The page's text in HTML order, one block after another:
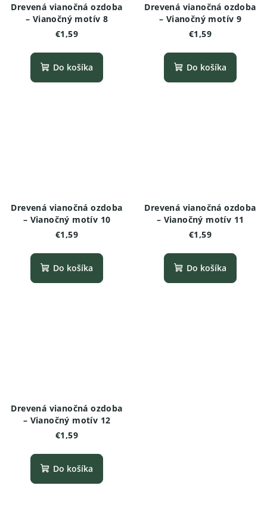
Drevená vianočná ozdoba
– Vianočný motív 8
€1,59
Do košíka
Drevená vianočná ozdoba
– Vianočný motív 9
€1,59
Do košíka
Drevená vianočná ozdoba
– Vianočný motív 10
€1,59
Do košíka
Drevená vianočná ozdoba
– Vianočný motív 11
€1,59
Do košíka
Drevená vianočná ozdoba
– Vianočný motív 12
€1,59
Do košíka